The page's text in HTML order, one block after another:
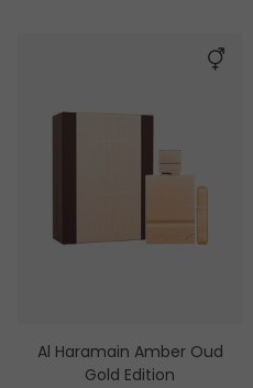
Al Haramain Amber Oud
Gold Edition